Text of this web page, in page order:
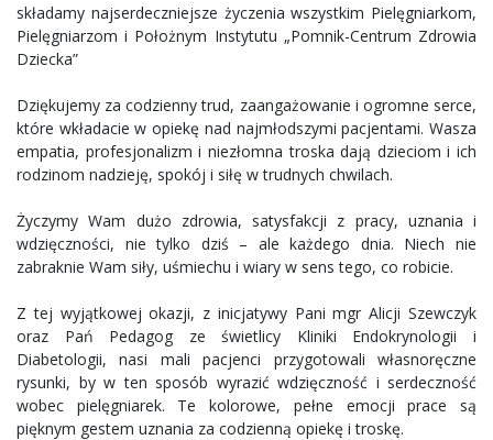
składamy najserdeczniejsze życzenia wszystkim Pielęgniarkom,
Pielęgniarzom i Położnym Instytutu „Pomnik-Centrum Zdrowia
Dziecka”
Dziękujemy za codzienny trud, zaangażowanie i ogromne serce,
które wkładacie w opiekę nad najmłodszymi pacjentami. Wasza
empatia, profesjonalizm i niezłomna troska dają dzieciom i ich
rodzinom nadzieję, spokój i siłę w trudnych chwilach.
Życzymy Wam dużo zdrowia, satysfakcji z pracy, uznania i
wdzięczności, nie tylko dziś – ale każdego dnia. Niech nie
zabraknie Wam siły, uśmiechu i wiary w sens tego, co robicie.
Z tej wyjątkowej okazji, z inicjatywy Pani mgr Alicji Szewczyk
oraz Pań Pedagog ze świetlicy Kliniki Endokrynologii i
Diabetologii, nasi mali pacjenci przygotowali własnoręczne
rysunki, by w ten sposób wyrazić wdzięczność i serdeczność
wobec pielęgniarek. Te kolorowe, pełne emocji prace są
pięknym gestem uznania za codzienną opiekę i troskę.